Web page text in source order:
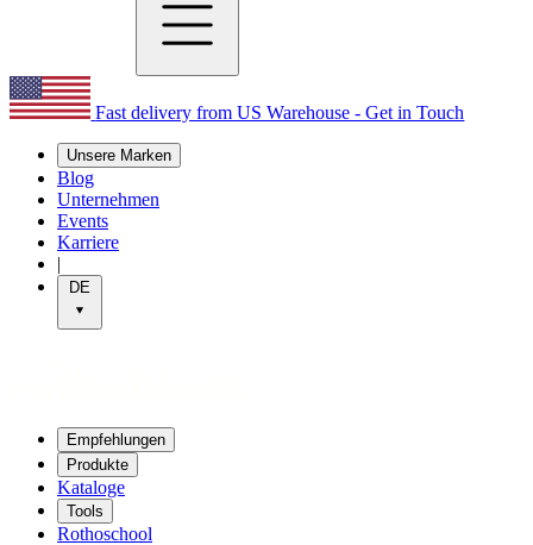
Fast delivery from US Warehouse - Get in Touch
Unsere Marken
Blog
Unternehmen
Events
Karriere
|
DE
Empfehlungen
Produkte
Kataloge
Tools
Rothoschool